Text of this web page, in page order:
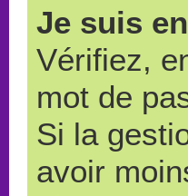
Je suis
Vérifiez,
mot de
Si la
avoir